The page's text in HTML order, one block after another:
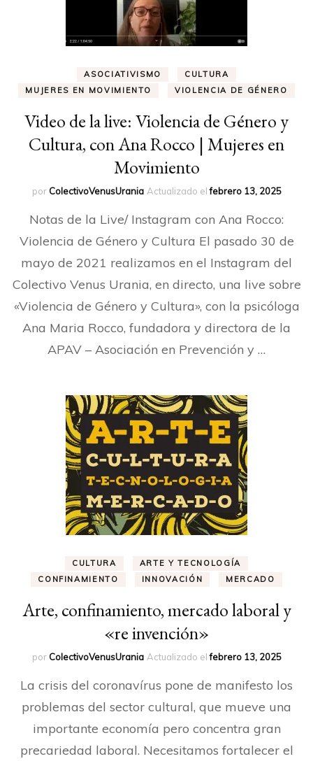
ASOCIATIVISMO
CULTURA
MUJERES EN MOVIMIENTO
VIOLENCIA DE GÉNERO
Video de la live: Violencia de Género y
Cultura, con Ana Rocco | Mujeres en
Movimiento
porColectivoVenusUrania Actualizado elfebrero 13, 2025
Notas de la Live/ Instagram con Ana Rocco:
Violencia de Género y Cultura El pasado 30 de
mayo de 2021 realizamos en el Instagram del
Colectivo Venus Urania, en directo, una live sobre
«Violencia de Género y Cultura», con la psicóloga
Ana Maria Rocco, fundadora y directora de la
APAV – Asociación en Prevención y …
CULTURA
ARTE Y TECNOLOGÍA
CONFINAMIENTO
INNOVACIÓN MERCADO
Arte, confinamiento, mercado laboral y
«re invención»
porColectivoVenusUrania Actualizado elfebrero 13, 2025
La crisis del coronavírus pone de manifesto los
problemas del sector cultural, que mueve una
importante economía pero concentra gran
precariedad laboral. Necesitamos fortalecer el